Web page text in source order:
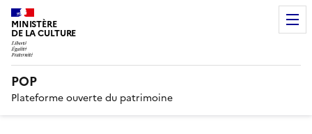
MINISTÈRE
DE LA CULTURE
POP
Plateforme ouverte du patrimoine